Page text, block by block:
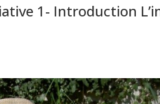
1- Introduction